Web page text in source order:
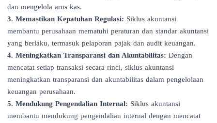
dan mengelola arus kas.
3. Memastikan Kepatuhan Regulasi: Siklus akuntansi
membantu perusahaan mematuhi peraturan dan standar akuntansi
yang berlaku, termasuk pelaporan pajak dan audit keuangan.
4. Meningkatkan Transparansi dan Akuntabilitas: Dengan
mencatat setiap transaksi secara rinci, siklus akuntansi
meningkatkan transparansi dan akuntabilitas dalam pengelolaan
keuangan perusahaan.
5. Mendukung Pengendalian Internal: Siklus akuntansi
membantu mendukung pengendalian internal dengan mencatat